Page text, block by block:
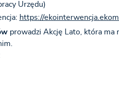
Urzędu)
https://
prowadzi Akcję Lato, która ma